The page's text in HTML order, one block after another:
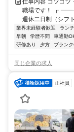
仕事内容 コツコツ
職場です！ ┏
週休二日制（シフ
業界未経験者歓迎 ラン
早朝
学歴不問 車通勤
研修あり
夕方 ブラン
同じ企業の求人
正社員